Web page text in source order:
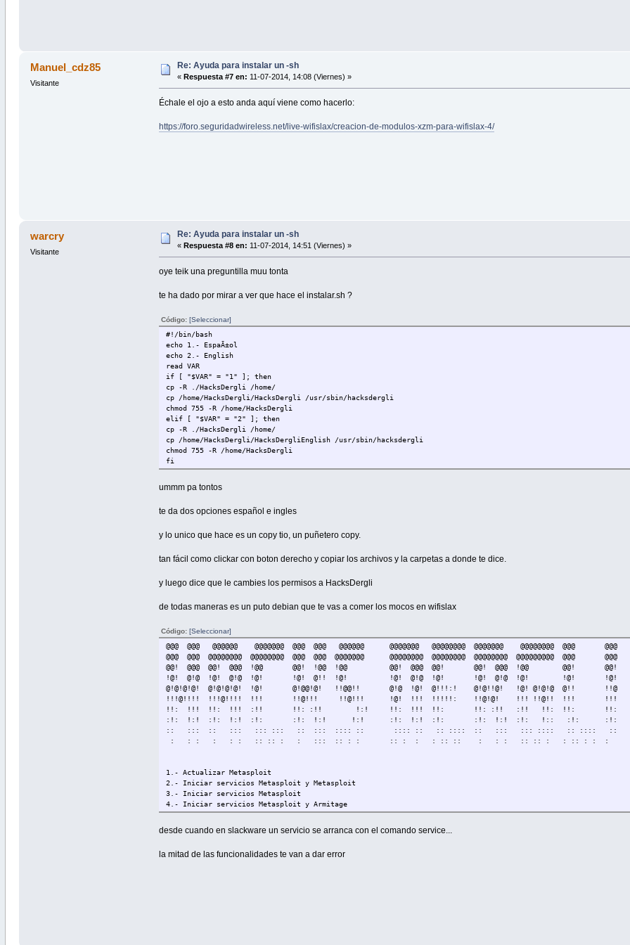
Manuel_cdz85
Visitante
Re: Ayuda para instalar un -sh
« Respuesta #7 en: 11-07-2014, 14:08 (Viernes) »
Échale el ojo a esto anda aquí viene como hacerlo:
https://foro.seguridadwireless.net/live-wifislax/creacion-de-modulos-xzm-para-wifislax-4/
warcry
Visitante
Re: Ayuda para instalar un -sh
« Respuesta #8 en: 11-07-2014, 14:51 (Viernes) »
oye teik una preguntilla muu tonta
te ha dado por mirar a ver que hace el instalar.sh ?
Código:[Seleccionar]
#!/bin/bash
echo 1.- EspaÃ±ol
echo 2.- English
read VAR
if [ "$VAR" = "1" ]; then
cp -R ./HacksDergli /home/
cp /home/HacksDergli/HacksDergli /usr/sbin/hacksdergli
chmod 755 -R /home/HacksDergli
elif [ "$VAR" = "2" ]; then
cp -R ./HacksDergli /home/
cp /home/HacksDergli/HacksDergliEnglish /usr/sbin/hacksdergli
chmod 755 -R /home/HacksDergli
fi
ummm pa tontos
te da dos opciones español e ingles
y lo unico que hace es un copy tio, un puñetero copy.
tan fácil como clickar con boton derecho y copiar los archivos y la carpetas a donde te dice.
y luego dice que le cambies los permisos a HacksDergli
de todas maneras es un puto debian que te vas a comer los mocos en wifislax
Código:[Seleccionar]
@@@ @@@ @@@@@@ @@@@@@@ @@@ @@@ @@@@@@ @@@@@@@ @@@@@@@@ @@@@@@@ @@@@@@@@ @@@ @@@
@@@ @@@ @@@@@@@@ @@@@@@@@ @@@ @@@ @@@@@@@ @@@@@@@@ @@@@@@@@ @@@@@@@@ @@@@@@@@@ @@@ @@@
@@! @@@ @@! @@@ !@@ @@! !@@ !@@ @@! @@@ @@! @@! @@@ !@@ @@! @@!
!@! @!@ !@! @!@ !@! !@! @!! !@! !@! @!@ !@! !@! @!@ !@! !@! !@!
@!@!@!@! @!@!@!@! !@! @!@@!@! !!@@!! @!@ !@! @!!!:! @!@!!@! !@! @!@!@ @!! !!@
!!!@!!!! !!!@!!!! !!! !!@!!! !!@!!! !@! !!! !!!!!: !!@!@! !!! !!@!! !!! !!!
!!: !!! !!: !!! :!! !!: :!! !:! !!: !!! !!: !!: :!! :!! !!: !!: !!:
:!: !:! :!: !:! :!: :!: !:! !:! :!: !:! :!: :!: !:! :!: !:: :!: :!:
:: ::: :: ::: ::: ::: :: ::: :::: :: :::: :: :: :::: :: ::: ::: :::: :: :::: ::
: : : : : : :: :: : : ::: :: : : :: : : : :: :: : : : :: :: : : :: : : :
1.- Actualizar Metasploit
2.- Iniciar servicios Metasploit y Metasploit
3.- Iniciar servicios Metasploit
4.- Iniciar servicios Metasploit y Armitage
5.- Detener servicios Metasploit
Pulsar enter para volver al menu
3
desde cuando en slackware un servicio se arranca con el comando service...
la mitad de las funcionalidades te van a dar error